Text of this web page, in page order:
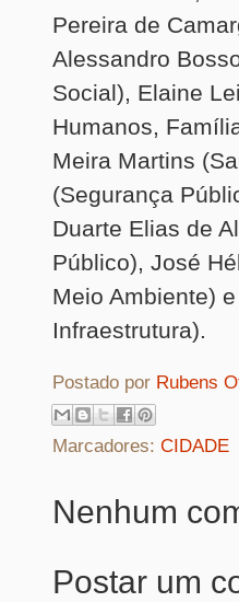
Pereira de
Alessandro
Social), Elaine
Humanos,
Meira Martins
(Segurança
Duarte Elias de
Público), José
Meio Ambiente)
Infraestrutura).
Postado por Rubens
Marcadores: CIDADE
Nenhum
Postar um